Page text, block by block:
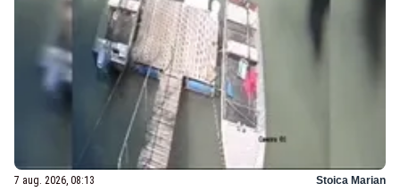
7 aug. 2026, 08:13 Stoica Marian